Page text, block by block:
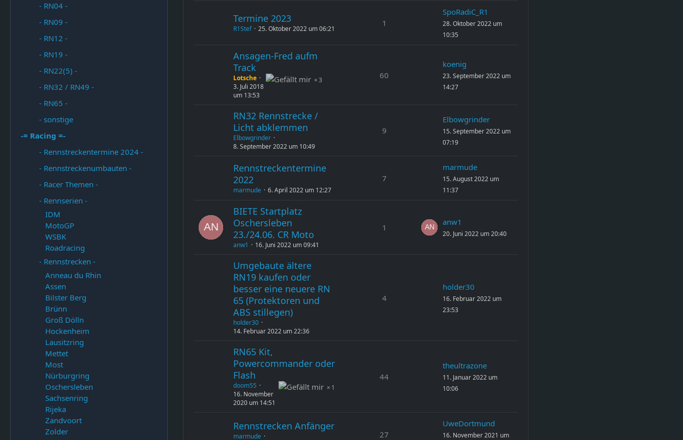
- RN04 -
- RN09 -
- RN12 -
- RN19 -
- RN22(5) -
- RN32 / RN49 -
- RN65 -
- sonstige
-= Racing =-
- Rennstreckentermine 2024 -
- Rennstreckenumbauten -
- Racer Themen -
- Rennserien -
IDM
MotoGP
WSBK
Roadracing
- Rennstrecken -
Anneau du Rhin
Assen
Bilster Berg
Brünn
Groß Dölln
Hockenheim
Lausitzring
Mettet
Most
Nürburgring
Oschersleben
Sachsenring
Rijeka
Zandvoort
Zolder
Termine 2023
R1Stef 25. Oktober 2022 um 06:21
1
SpoRadiC_R1
28. Oktober 2022 um
10:35
Ansagen-Fred aufm
Track
3
Lotsche
3. Juli 2018
um 13:53
60
koenig
23. September 2022 um
14:27
RN32 Rennstrecke /
Licht abklemmen
Elbowgrinder
8. September 2022 um 10:49
9
Elbowgrinder
15. September 2022 um
07:19
Rennstreckentermine
2022
marmude 6. April 2022 um 12:27
7
marmude
15. August 2022 um
11:37
BIETE Startplatz
Oschersleben
23./24.06. CR Moto
anw1 16. Juni 2022 um 09:41
1
anw1
20. Juni 2022 um 20:40
Umgebaute ältere
RN19 kaufen oder
besser eine neuere RN
65 (Protektoren und
ABS stillegen)
holder30
14. Februar 2022 um 22:36
4
holder30
16. Februar 2022 um
23:53
RN65 Kit,
Powercommander oder
Flash
1
doom55
16. November
2020 um 14:51
44
theultrazone
11. Januar 2022 um
10:06
Rennstrecken Anfänger
marmude 27
UweDortmund
16. November 2021 um